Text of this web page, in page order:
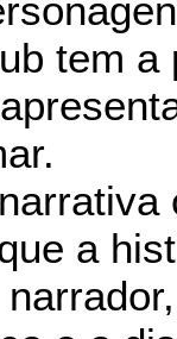
tem
a